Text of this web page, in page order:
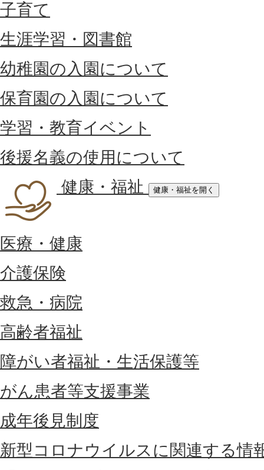
子育て
生涯学習・図書館
幼稚園の入園について
保育園の入園について
学習・教育イベント
後援名義の使用について
健康・福祉
健康・福祉を開く
医療・健康
介護保険
救急・病院
高齢者福祉
障がい者福祉・生活保護等
がん患者等支援事業
成年後見制度
新型コロナウイルスに関連する情